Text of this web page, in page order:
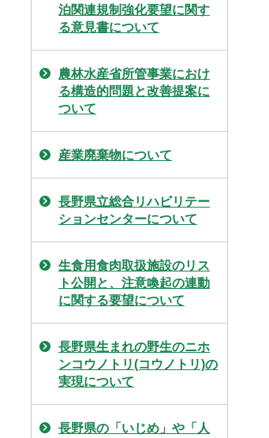
泊関連規制強化要望に関す
る意見書について
農林水産省所管事業におけ
る構造的問題と改善提案に
ついて
産業廃棄物について
長野県立総合リハビリテー
ションセンターについて
生食用食肉取扱施設のリス
ト公開と、注意喚起の連動
に関する要望について
長野県生まれの野生のニホ
ンコウノトリ(コウノトリ)の
実現について
長野県の「いじめ」や「人